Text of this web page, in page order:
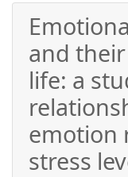
and
life: a
emotion
stress